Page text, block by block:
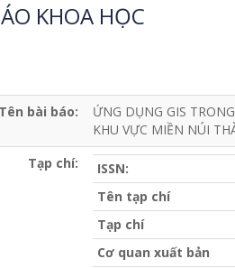
KHOA HỌC
Tên bài báo:
ỨNG DỤNG GIS
KHU VỰC MIỀN NÚI
Tạp chí:
ISSN:
Tên tạp chí
Tạp chí
Cơ quan xuất bản